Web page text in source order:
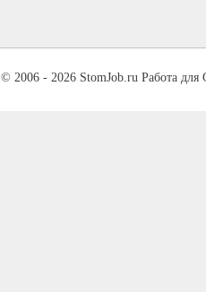
© 2006 - 2026 StomJob.ru Работа